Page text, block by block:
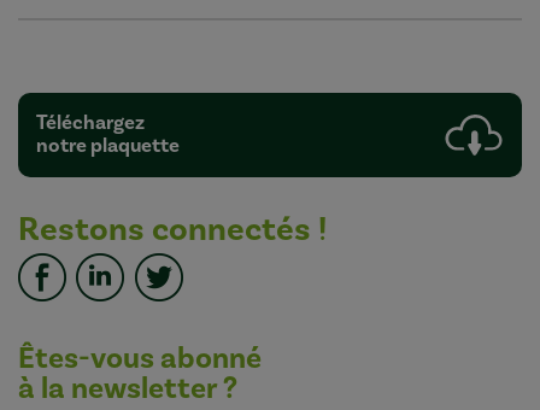
Téléchargez
notre plaquette
Restons connectés !
Êtes-vous abonné
à la newsletter ?